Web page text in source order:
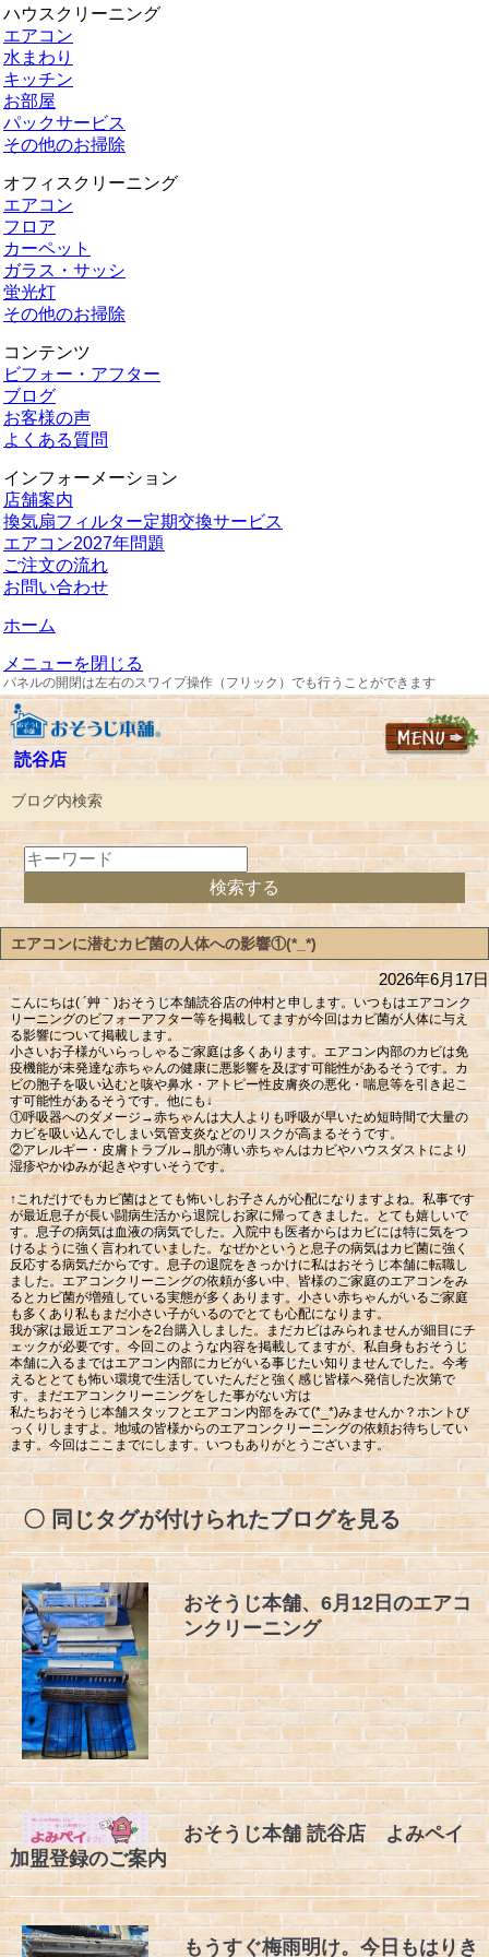
ハウスクリーニング
エアコン
水まわり
キッチン
お部屋
パックサービス
その他のお掃除
オフィスクリーニング
エアコン
フロア
カーペット
ガラス・サッシ
蛍光灯
その他のお掃除
コンテンツ
ビフォー・アフター
ブログ
お客様の声
よくある質問
インフォーメーション
店舗案内
換気扇フィルター定期交換サービス
エアコン2027年問題
ご注文の流れ
お問い合わせ
ホーム
メニューを閉じる
パネルの開閉は左右のスワイプ操作（フリック）でも行うことができます
読谷店
ブログ内検索
エアコンに潜むカビ菌の人体への影響①(*_*)
2026年6月17日
こんにちは( ´艸｀)おそうじ本舗読谷店の仲村と申します。いつもはエアコンク
リーニングのビフォーアフター等を掲載してますが今回はカビ菌が人体に与え
る影響について掲載します。
小さいお子様がいらっしゃるご家庭は多くあります。エアコン内部のカビは免
疫機能が未発達な赤ちゃんの健康に悪影響を及ぼす可能性があるそうです。カ
ビの胞子を吸い込むと咳や鼻水・アトピー性皮膚炎の悪化・喘息等を引き起こ
す可能性があるそうです。他にも↓
①呼吸器へのダメージ→赤ちゃんは大人よりも呼吸が早いため短時間で大量の
カビを吸い込んでしまい気管支炎などのリスクが高まるそうです。
②アレルギー・皮膚トラブル→肌が薄い赤ちゃんはカビやハウスダストにより
湿疹やかゆみが起きやすいそうです。
↑これだけでもカビ菌はとても怖いしお子さんが心配になりますよね。私事です
が最近息子が長い闘病生活から退院しお家に帰ってきました。とても嬉しいで
す。息子の病気は血液の病気でした。入院中も医者からはカビには特に気をつ
けるように強く言われていました。なぜかというと息子の病気はカビ菌に強く
反応する病気だからです。息子の退院をきっかけに私はおそうじ本舗に転職し
ました。エアコンクリーニングの依頼が多い中、皆様のご家庭のエアコンをみ
るとカビ菌が増殖している実態が多くあります。小さい赤ちゃんがいるご家庭
も多くあり私もまだ小さい子がいるのでとても心配になります。
我が家は最近エアコンを2台購入しました。まだカビはみられませんが細目にチ
ェックが必要です。今回このような内容を掲載してますが、私自身もおそうじ
本舗に入るまではエアコン内部にカビがいる事じたい知りませんでした。今考
えるととても怖い環境で生活していたんだと強く感じ皆様へ発信した次第で
す。まだエアコンクリーニングをした事がない方は
私たちおそうじ本舗スタッフとエアコン内部をみて(*_*)みませんか？ホントび
っくりしますよ。地域の皆様からのエアコンクリーニングの依頼お待ちしてい
ます。今回はここまでにします。いつもありがとうございます。
同じタグが付けられたブログを見る
おそうじ本舗、6月12日のエアコ
ンクリーニング
おそうじ本舗 読谷店 よみペイ
加盟登録のご案内
もうすぐ梅雨明け。今日もはりき